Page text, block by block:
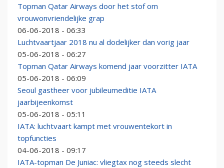
Topman Qatar Airways door het stof om
vrouwonvriendelijke grap
06-06-2018 - 06:33
Luchtvaartjaar 2018 nu al dodelijker dan vorig jaar
05-06-2018 - 06:27
Topman Qatar Airways komend jaar voorzitter IATA
05-06-2018 - 06:09
Seoul gastheer voor jubileumeditie IATA
jaarbijeenkomst
05-06-2018 - 05:11
IATA: luchtvaart kampt met vrouwentekort in
topfuncties
04-06-2018 - 09:17
IATA-topman De Juniac: vliegtax nog steeds slecht